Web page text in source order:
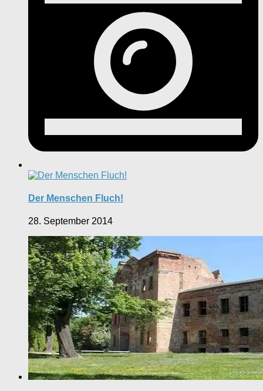
Der Menschen Fluch!
28. September 2014